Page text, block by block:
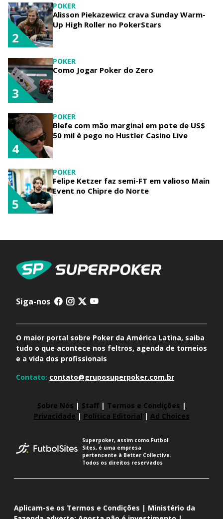
POKER
Alisson Piekazewicz crava Sunday Warm-
Up High Roller no PokerStars
2
POKER
Como Jogar Poker do Zero
3
POKER
Blefe com mão marginal em pote de US$
50 mil é pego no Hustler Casino Live
4
POKER
Felipe Ketzer faz semi-FT em valioso Main
Event no Chipre do Norte
5
Siga-nos
O maior portal sobre Poker da América Latina, saiba
tudo o que acontece nos feltros, agenda de torneios
e a vida dos profissionais
Contato: contato@gruposuperpoker.com.br
Sobre Nós | Staff| Termos e Condições |
Privacidade | Política Editorial | Ad Choices
Superpoker, assim como Futbol
Sites, é uma empresa
pertencente à Better Collective.
Todos os direitos reservados
Aplicam-se os Termos e Condições | Ministério da